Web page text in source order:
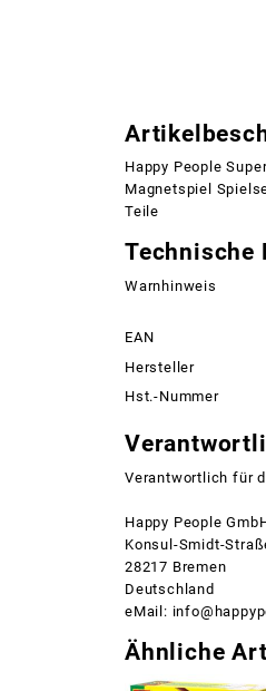
Happy People
Magnetspiel
Teile
Technische
Warnhinweis
EAN
Hersteller
Hst.-Nummer
Verantwortlich für
Happy People
Konsul-Smidt-
28217 Bremen
Deutschland
eMail:
Ähnliche